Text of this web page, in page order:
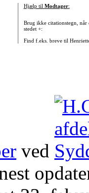
Hjælp til Modtager:
Brug ikke citationstegn, når
stedet +:
Find f.eks. breve til
ved